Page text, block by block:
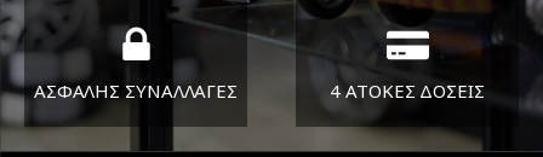
ΑΣΦΑΛΗΣ ΣΥΝΑΛΛΑΓΕΣ 4 ΑΤΟΚΕΣ ΔΟΣΕΙΣ